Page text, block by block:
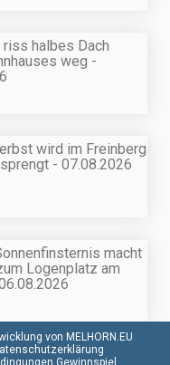
halbes Dach
weg -
wird im Freinberg
- 07.08.2026
macht
Logenplatz am
von MELHORN.EU
Gewinnspiel